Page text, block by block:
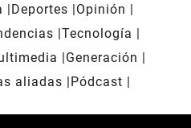
Deportes
Opinión
Tecnología
Generación
aliadas
Pódcast